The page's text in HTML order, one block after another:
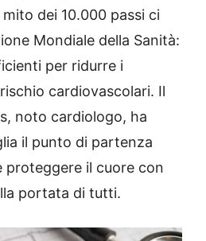
dei 10.000 passi ci
Mondiale della Sanità:
per ridurre i
cardiovascolari. Il
noto cardiologo, ha
il punto di partenza
proteggere il cuore con
portata di tutti.